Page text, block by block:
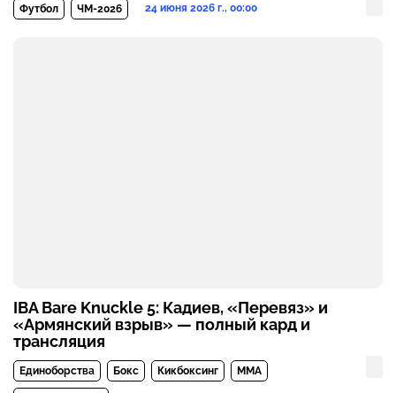
Футбол ЧМ-2026 24 июня 2026 г., 00:00
IBA Bare Knuckle 5: Кадиев, «Перевяз» и
«Армянский взрыв» — полный кард и
трансляция
Единоборства Бокс Кикбоксинг MMA